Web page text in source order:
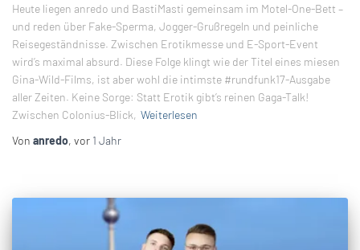
Heute liegen anredo und BastiMasti gemeinsam im Motel-One-Bett –
und reden über Fake-Sperma, Jogger-Grußregeln und peinliche
Reisegeständnisse. Zwischen Erotikmesse und E-Sport-Event
wird’s maximal absurd. Diese Folge klingt wie der Titel eines miesen
Gina-Wild-Films, ist aber wohl die intimste #rundfunk17-Ausgabe
aller Zeiten. Keine Sorge: Statt Erotik gibt’s reinen Gaga-Talk!
Zwischen Colonius-Blick, Weiterlesen
Von anredo, vor 1 Jahr